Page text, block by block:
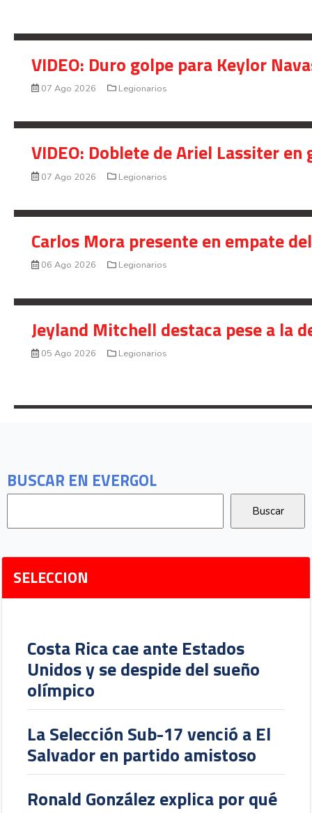
BUSCAR EN EVERGOL
SELECCION
Costa Rica cae ante Estados
Unidos y se despide del sueño
olímpico
La Selección Sub-17 venció a El
Salvador en partido amistoso
Ronald González explica por qué
VIDEO: Duro golpe para Keylor
07 Ago 2026 Legionarios
VIDEO: Doblete de Ariel Lassiter
07 Ago 2026 Legionarios
Carlos Mora presente en empate
06 Ago 2026 Legionarios
Jeyland Mitchell destaca pese a la
05 Ago 2026 Legionarios